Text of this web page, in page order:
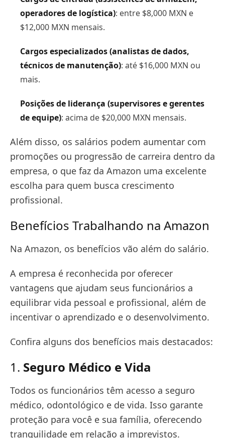
operadores de logística): entre $8,000 MXN e
$12,000 MXN mensais.
Cargos especializados (analistas de dados,
técnicos de manutenção): até $16,000 MXN ou
mais.
Posições de liderança (supervisores e gerentes
de equipe): acima de $20,000 MXN mensais.
Além disso, os salários podem aumentar com
promoções ou progressão de carreira dentro da
empresa, o que faz da Amazon uma excelente
escolha para quem busca crescimento
profissional.
Benefícios Trabalhando na Amazon
Na Amazon, os benefícios vão além do salário.
A empresa é reconhecida por oferecer
vantagens que ajudam seus funcionários a
equilibrar vida pessoal e profissional, além de
incentivar o aprendizado e o desenvolvimento.
Confira alguns dos benefícios mais destacados:
1. Seguro Médico e Vida
Todos os funcionários têm acesso a seguro
médico, odontológico e de vida. Isso garante
proteção para você e sua família, oferecendo
tranquilidade em relação a imprevistos.